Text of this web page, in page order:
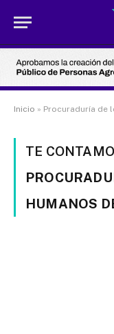
Inicio » Procuraduría de
TE
HUMANOS